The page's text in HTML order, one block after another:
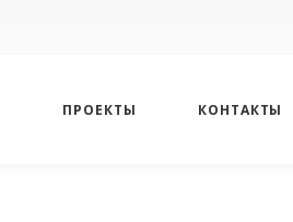
ПРОЕКТЫ КОНТАКТЫ